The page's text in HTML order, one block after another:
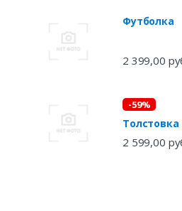
Футболка
2 399,00
-59%
Толстовка
2 599,00